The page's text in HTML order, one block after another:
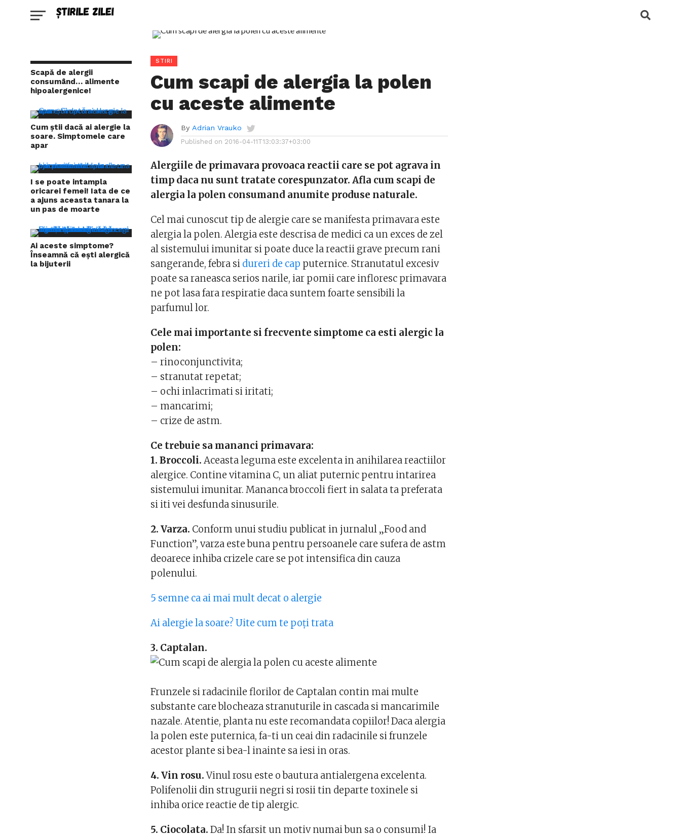
Scapă de alergii
consumând… alimente
hipoalergenice!
Cum știi dacă ai alergie la
soare. Simptomele care
apar
I se poate intampla
oricarei femei! Iata de ce
a ajuns aceasta tanara la
un pas de moarte
Ai aceste simptome?
Înseamnă că ești alergică
la bijuterii
STIRI
Cum scapi de alergia la polen
cu aceste alimente
By Adrian Vrauko
Published on 2016-04-11T13:03:37+03:00
Alergiile de primavara provoaca reactii care se pot agrava in
timp daca nu sunt tratate corespunzator. Afla cum scapi de
alergia la polen consumand anumite produse naturale.
Cel mai cunoscut tip de alergie care se manifesta primavara este
alergia la polen. Alergia este descrisa de medici ca un exces de zel
al sistemului imunitar si poate duce la reactii grave precum rani
sangerande, febra si dureri de cap puternice. Stranutatul excesiv
poate sa raneasca serios narile, iar pomii care infloresc primavara
ne pot lasa fara respiratie daca suntem foarte sensibili la
parfumul lor.
Cele mai importante si frecvente simptome ca esti alergic la
polen:
– rinoconjunctivita;
– stranutat repetat;
– ochi inlacrimati si iritati;
– mancarimi;
– crize de astm.
Ce trebuie sa mananci primavara:
1. Broccoli. Aceasta leguma este excelenta in anihilarea reactiilor
alergice. Contine vitamina C, un aliat puternic pentru intarirea
sistemului imunitar. Mananca broccoli fiert in salata ta preferata
si iti vei desfunda sinusurile.
2. Varza. Conform unui studiu publicat in jurnalul „Food and
Function”, varza este buna pentru persoanele care sufera de astm
deoarece inhiba crizele care se pot intensifica din cauza
polenului.
5 semne ca ai mai mult decat o alergie
Ai alergie la soare? Uite cum te poţi trata
3. Captalan.
Frunzele si radacinile florilor de Captalan contin mai multe
substante care blocheaza stranuturile in cascada si mancarimile
nazale. Atentie, planta nu este recomandata copiilor! Daca alergia
la polen este puternica, fa-ti un ceai din radacinile si frunzele
acestor plante si bea-l inainte sa iesi in oras.
4. Vin rosu.Vinul rosu este o bautura antialergena excelenta.
Polifenolii din strugurii negri si rosii tin departe toxinele si
inhiba orice reactie de tip alergic.
5. Ciocolata. Da! In sfarsit un motiv numai bun sa o consumi! Ia